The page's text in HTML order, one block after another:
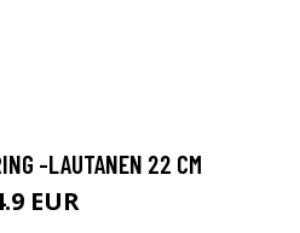
-LAUTANEN 22 CM
EUR